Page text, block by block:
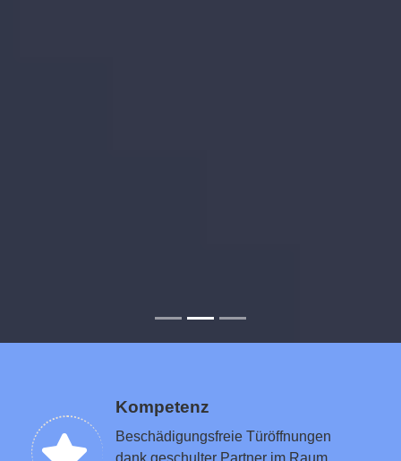
Kompetenz
Beschädigungsfreie Türöffnungen
dank geschulter Partner im Raum